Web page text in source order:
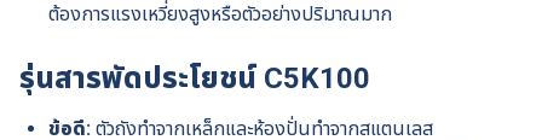
ต้องการแรงเหวี่ยงสูงหรือตัวอย่างปริมาณมาก
รุ่นสารพัดประโยชน์ C5K100
ข้อดี: ตัวถังทำจากเหล็กและห้องปั่นทำจากสแตนเลส